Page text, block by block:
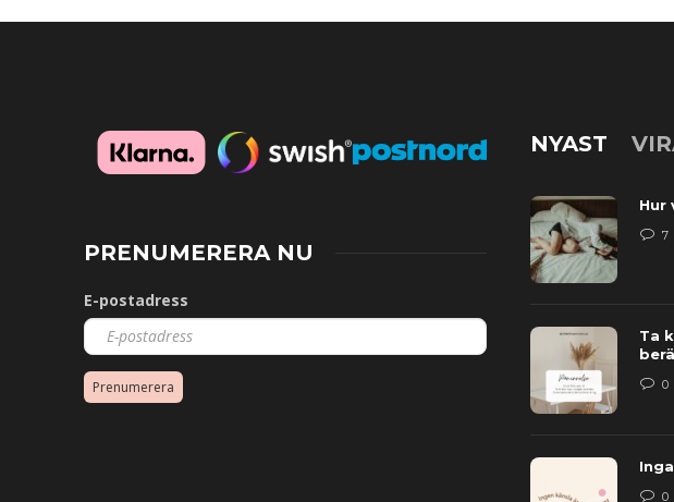
PRENUMERERA NU
E-postadress
Prenumerera
NYAST
Hur
7
Ta
0
0